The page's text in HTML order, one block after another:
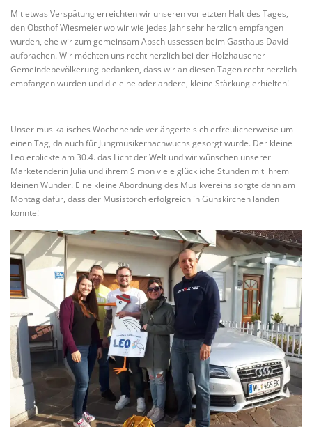
Mit etwas Verspätung erreichten wir unseren vorletzten Halt des Tages,
den Obsthof Wiesmeier wo wir wie jedes Jahr sehr herzlich empfangen
wurden, ehe wir zum gemeinsam Abschlussessen beim Gasthaus David
aufbrachen. Wir möchten uns recht herzlich bei der Holzhausener
Gemeindebevölkerung bedanken, dass wir an diesen Tagen recht herzlich
empfangen wurden und die eine oder andere, kleine Stärkung erhielten!
Unser musikalisches Wochenende verlängerte sich erfreulicherweise um
einen Tag, da auch für Jungmusikernachwuchs gesorgt wurde. Der kleine
Leo erblickte am 30.4. das Licht der Welt und wir wünschen unserer
Marketenderin Julia und ihrem Simon viele glückliche Stunden mit ihrem
kleinen Wunder. Eine kleine Abordnung des Musikvereins sorgte dann am
Montag dafür, dass der Musistorch erfolgreich in Gunskirchen landen
konnte!